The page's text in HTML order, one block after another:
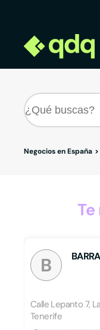
Negocios en España
B
Calle Lepanto 7,
Tenerife